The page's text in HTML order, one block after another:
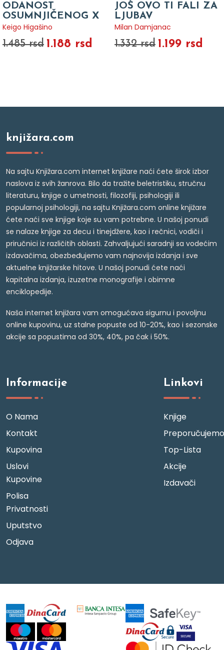
ODANOST
OSUMNJIČENOG X
Keigo Higašino
1.485 rsd 1.188 rsd
JOŠ OVO TI FALI ZA
LJUBAV
Milan Damjanac
1.332 rsd 1.199 rsd
knjižara.com
Na sajtu Knjižara.com internet knjižare naći ćete širok izbor
naslova iz svih žanrova. Bilo da tražite beletristiku, stručnu
literaturu, knjige o umetnosti, filozofiji, psihologiji ili
popularnoj psihologiji, na sajtu Knjižara.com online knjižare
ćete naći sve knjige koje su vam potrebne. U našoj ponudi
se nalaze knjige za decu i tinejdžere, kao i rečnici, vodiči i
priručnici iz različitih oblasti. Zahvaljujući saradnji sa vodećim
izdavačima, obezbeđujemo vam najnovija izdanja i sve
aktuelne knjižarske hitove. U našoj ponudi ćete naći
kapitalna izdanja, izuzetne monografije i obimne
enciklopedije.
Naša internet knjižara vam omogućava sigurnu i povoljnu
online kupovinu, uz stalne popuste od 10-20%, kao i sezonske
akcije sa popustima od 30%, 40%, pa čak i 50%.
Informacije
O Nama
Kontakt
Kupovina
Uslovi
Kupovine
Polisa
Privatnosti
Uputstvo
Odjava
Linkovi
Knjige
Preporučujemo
Top-Lista
Akcije
Izdavači